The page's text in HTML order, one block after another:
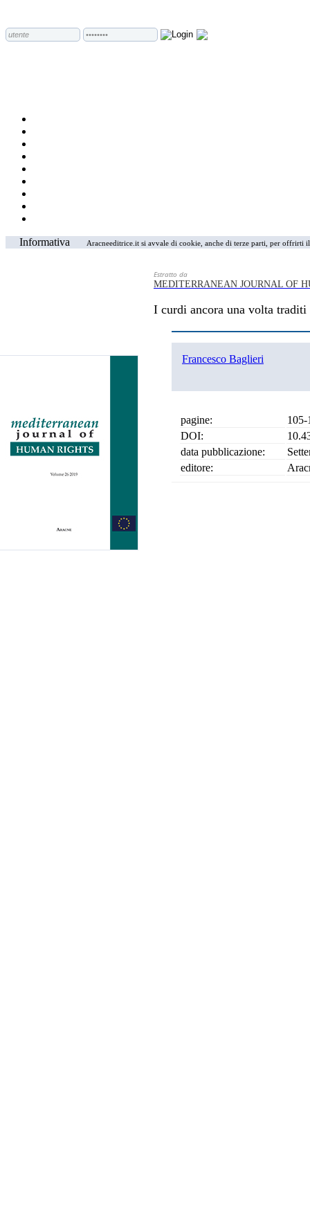
Informativa Aracneeditrice.it si avvale di cookie, anche di terze parti, per
Estratto da
MEDITERRANEAN JOURNAL OF
I curdi ancora una volta traditi
Francesco Baglieri
pagine:
105-
DOI:
data pubblicazione:
editore: